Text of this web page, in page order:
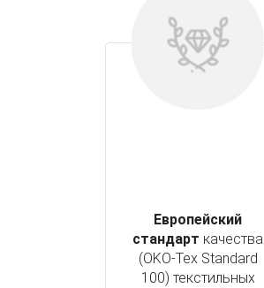
Европейский
стандарт качества
(OKO-Tex Standard
100) текстильных